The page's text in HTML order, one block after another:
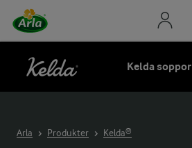
Kelda soppor
Arla Produkter Kelda®